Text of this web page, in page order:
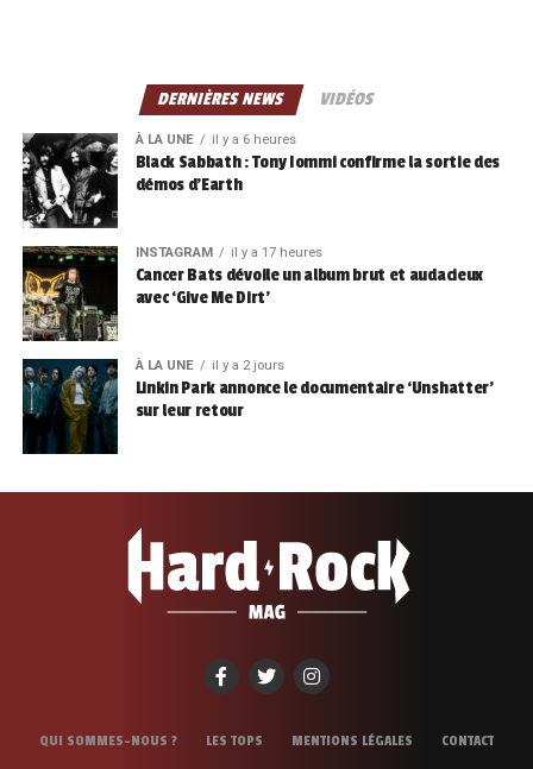
DERNIÈRES NEWS VIDÉOS
À LA UNE il y a 6 heures
Black Sabbath : Tony Iommi confirme la sortie des
démos d’Earth
INSTAGRAM il y a 17 heures
Cancer Bats dévoile un album brut et audacieux
avec ‘Give Me Dirt’
À LA UNE il y a 2 jours
Linkin Park annonce le documentaire ‘Unshatter’
sur leur retour
QUI SOMMES-NOUS ? LES TOPS MENTIONS LÉGALES CONTACT